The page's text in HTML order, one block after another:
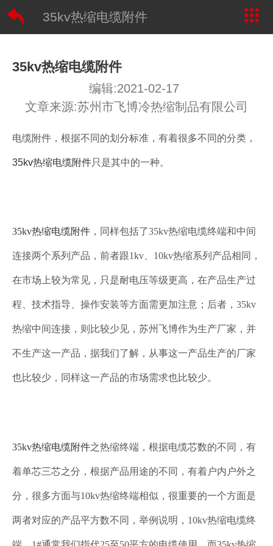
35kv热缩电缆附件
35kv热缩电缆附件
编辑:2021-02-17
文章来源:苏州市飞博冷热缩制品有限公司
电缆附件，根据不同的划分标准，有着很多不同的分类，
35kv热缩电缆附件只是其中的一种。
35kv热缩电缆附件，同样包括了35kv热缩电缆终端和中间
连接两个系列产品，前者跟1kv、10kv热缩系列产品相同，
在市场上较为常见，只是耐电压等级更高，在产品生产过
程、技术指导、操作安装等方面需更加注意；后者，35kv
热缩中间连接，则比较少见，苏州飞博作为生产厂家，并
不生产这一产品，据我们了解，从事这一产品生产的厂家
也比较少，同样这一产品的市场需求也比较少。
35kv热缩电缆附件之热缩终端，根据电缆芯数的不同，有
着单芯三芯之分，根据产品用途的不同，有着户内户外之
分， 很多方面与10kv热缩终端相似，很重要的一个方面是
两者对应的产品平方数不同，举例说明，10kv热缩电缆终